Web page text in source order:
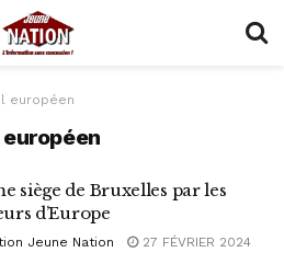
européen
siège de Bruxelles par les
d’Europe
Jeune Nation
27 FÉVRIER 2024